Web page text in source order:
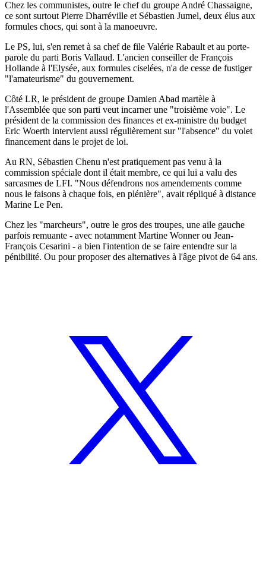
Chez les communistes, outre le chef du groupe André Chassaigne,
ce sont surtout Pierre Dharréville et Sébastien Jumel, deux élus aux
formules chocs, qui sont à la manoeuvre.
Le PS, lui, s'en remet à sa chef de file Valérie Rabault et au porte-
parole du parti Boris Vallaud. L'ancien conseiller de François
Hollande à l'Elysée, aux formules ciselées, n'a de cesse de fustiger
"l'amateurisme" du gouvernement.
Côté LR, le président de groupe Damien Abad martèle à
l'Assemblée que son parti veut incarner une "troisième voie". Le
président de la commission des finances et ex-ministre du budget
Eric Woerth intervient aussi régulièrement sur "l'absence" du volet
financement dans le projet de loi.
Au RN, Sébastien Chenu n'est pratiquement pas venu à la
commission spéciale dont il était membre, ce qui lui a valu des
sarcasmes de LFI. "Nous défendrons nos amendements comme
nous le faisons à chaque fois, en plénière", avait répliqué à distance
Marine Le Pen.
Chez les "marcheurs", outre le gros des troupes, une aile gauche
parfois remuante - avec notamment Martine Wonner ou Jean-
François Cesarini - a bien l'intention de se faire entendre sur la
pénibilité. Ou pour proposer des alternatives à l'âge pivot de 64 ans.